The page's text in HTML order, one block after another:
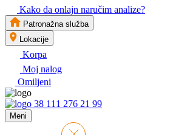
Kako da onlajn naručim analize?
Patronažna služba
Lokacije
Korpa
Moj nalog
Omiljeni
38 111 276 21 99
Meni